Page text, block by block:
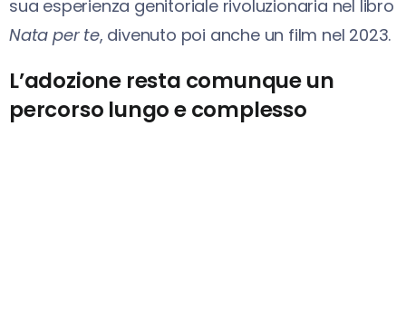
sua esperienza genitoriale rivoluzionaria nel libro
Nata per te, divenuto poi anche un film nel 2023.
L’adozione resta comunque un
percorso lungo e complesso